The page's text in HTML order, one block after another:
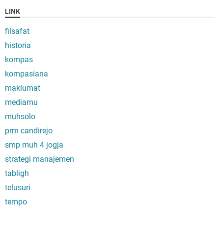
LINK
filsafat
historia
kompas
kompasiana
maklumat
mediamu
muhsolo
prm candirejo
smp muh 4 jogja
strategi manajemen
tabligh
telusuri
tempo